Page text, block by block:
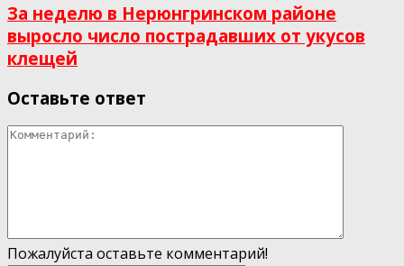
За неделю в Нерюнгринском районе
выросло число пострадавших от укусов
клещей
Оставьте ответ
Пожалуйста оставьте комментарий!